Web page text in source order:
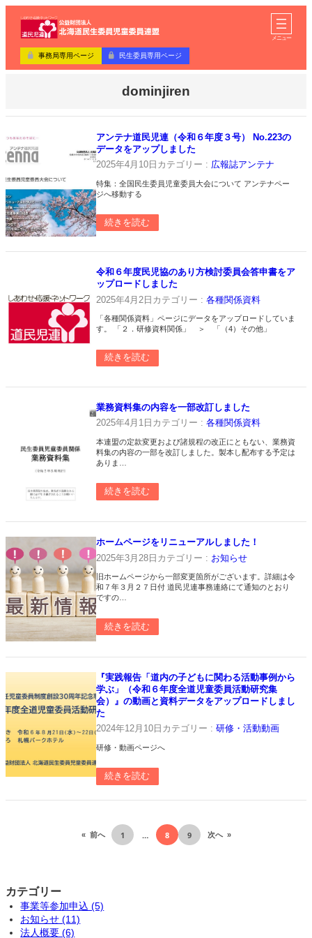
メニュー
事務局専用ページ 民生委員専用ページ
dominjiren
アンテナ道民児連（令和６年度３号） No.223の
データをアップしました
2025年4月10日 カテゴリー : 広報誌アンテナ
特集：全国民生委員児童委員大会について アンテナペー
ジへ移動する
続きを読む
令和６年度民児協のあり方検討委員会答申書をア
ップロードしました
2025年4月2日 カテゴリー : 各種関係資料
「各種関係資料」ページにデータをアップロードしていま
す。 「２．研修資料関係」 ＞ 「（4）その他」
続きを読む
業務資料集の内容を一部改訂しました
2025年4月1日 カテゴリー : 各種関係資料
本連盟の定款変更および諸規程の改正にともない、業務資
料集の内容の一部を改訂しました。製本し配布する予定は
ありま…
続きを読む
ホームページをリニューアルしました！
2025年3月28日 カテゴリー : お知らせ
旧ホームページから一部変更箇所がございます。詳細は令
和７年３月２７日付 道民児連事務連絡にて通知のとおり
ですの…
続きを読む
『実践報告「道内の子どもに関わる活動事例から
学ぶ」（令和６年度全道児童委員活動研究集
会）』の動画と資料データをアップロードしまし
た
2024年12月10日 カテゴリー : 研修・活動動画
研修・動画ページへ
続きを読む
« 前へ 1 … 8 9 次へ »
カテゴリー
事業等参加申込 (5)
お知らせ (11)
法人概要 (6)